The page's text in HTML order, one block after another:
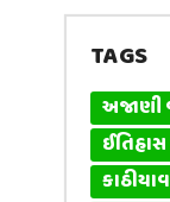
TAGS
અજાણી
ઈતિહાસ